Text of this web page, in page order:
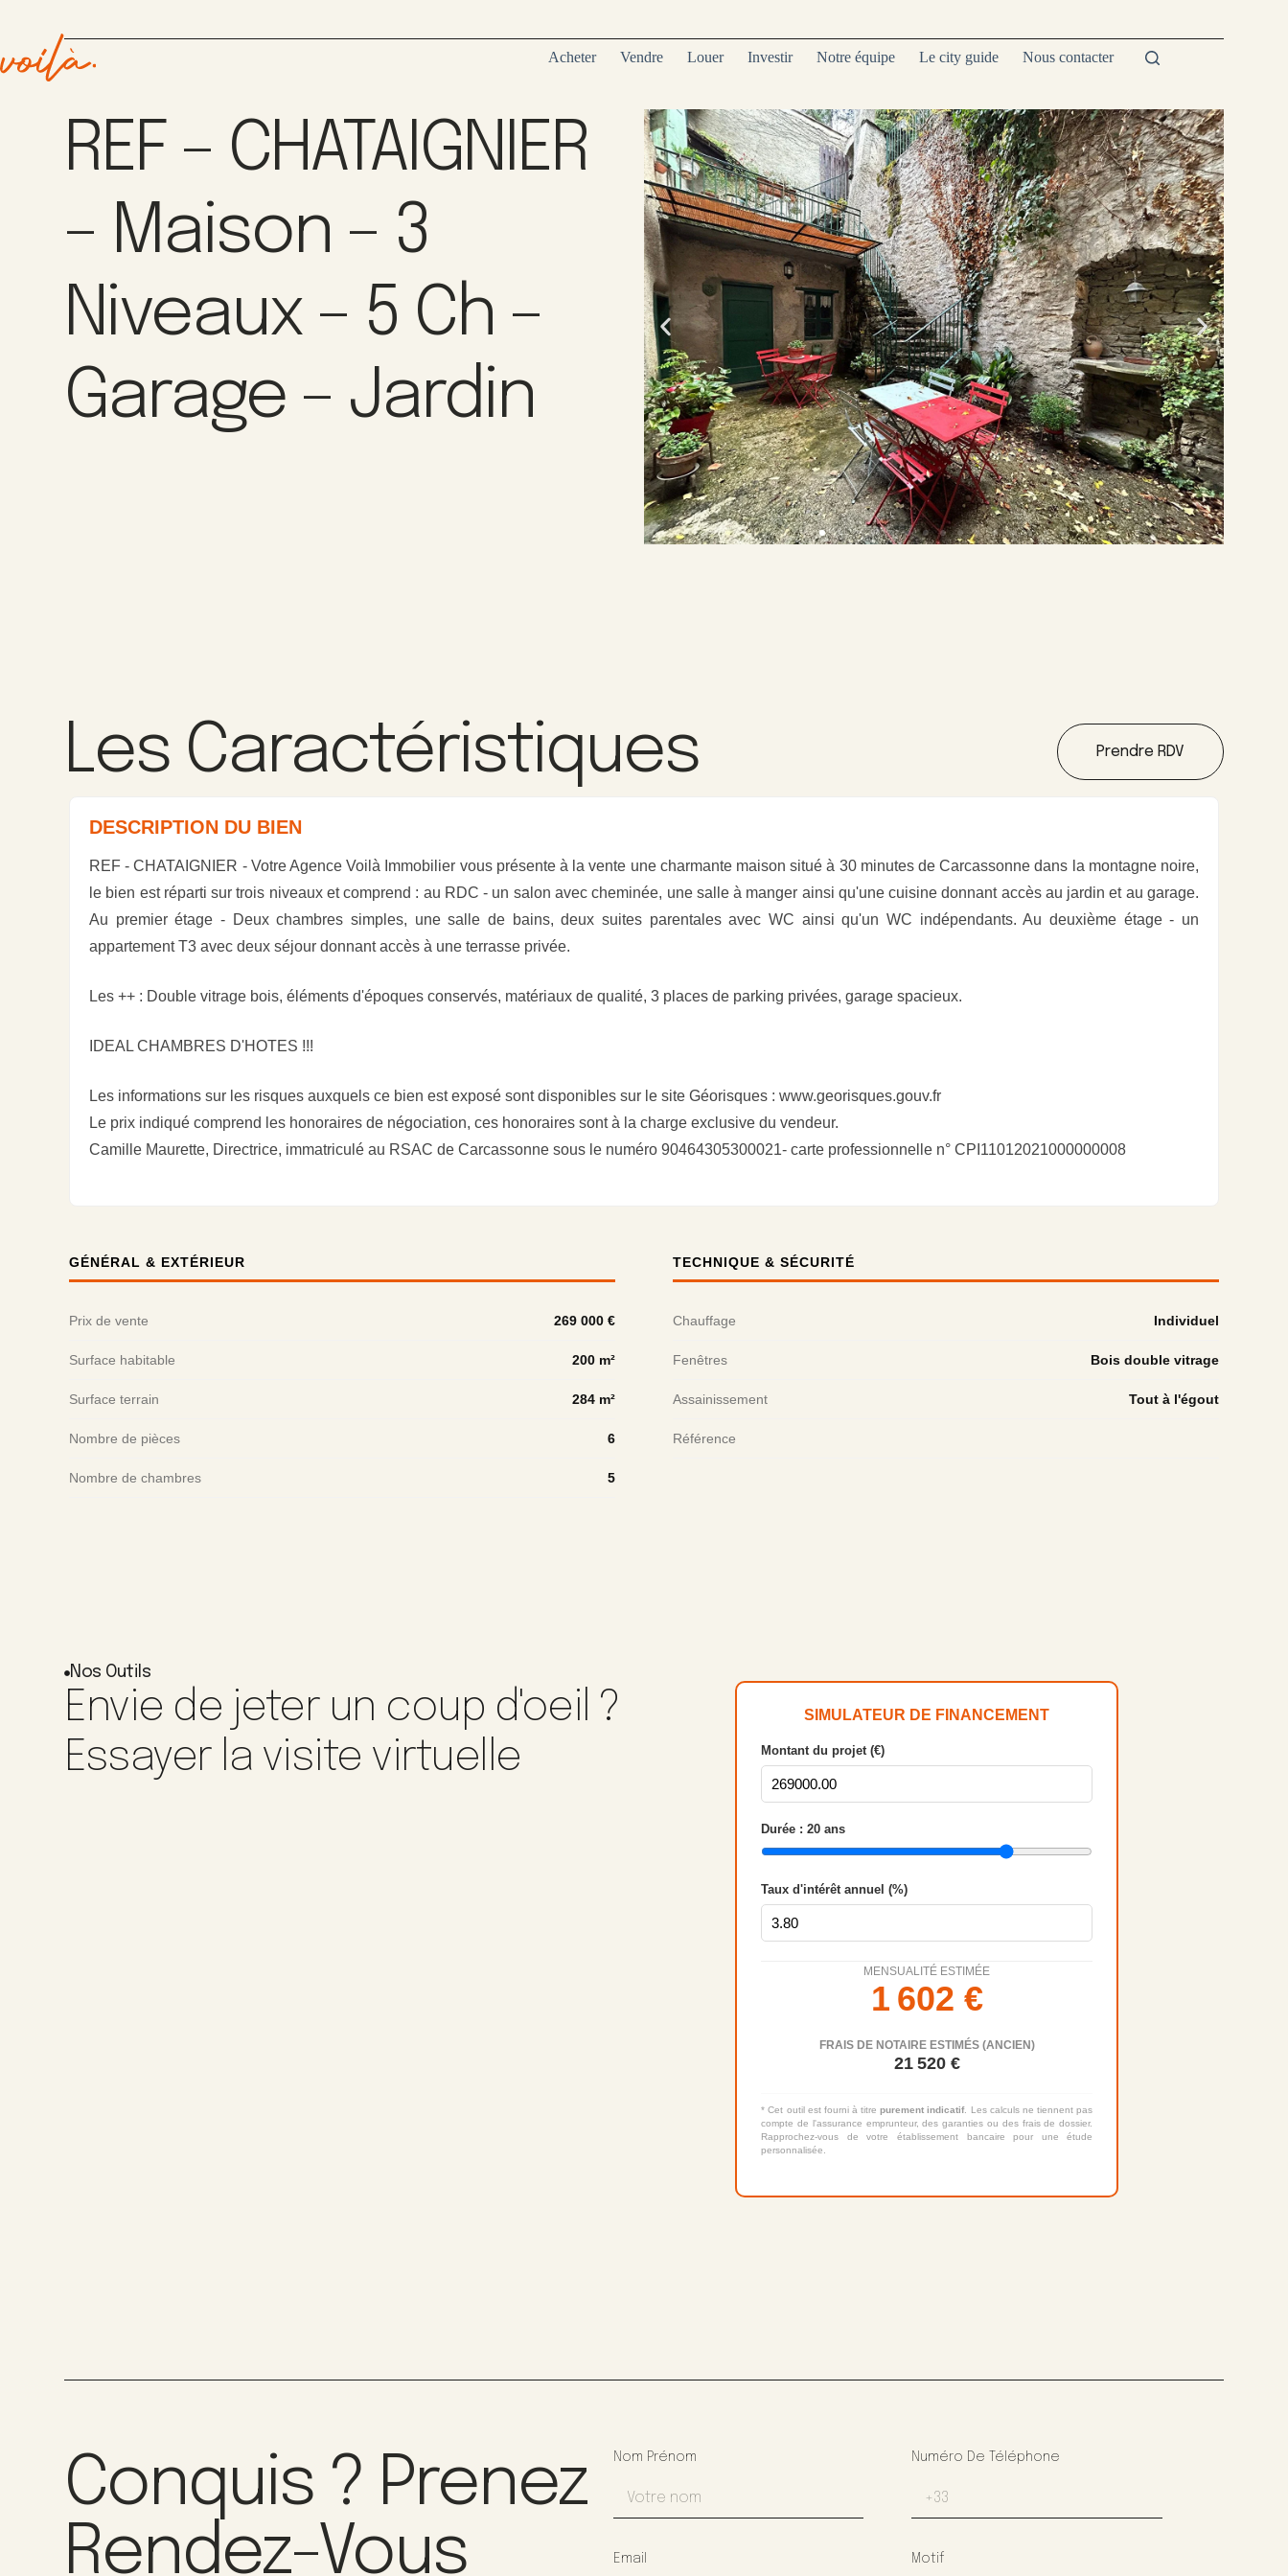
Acheter Vendre Louer Investir Notre équipe Le city guide Nous contacter
REF – CHATAIGNIER
– Maison – 3
Niveaux – 5 Ch –
Garage – Jardin
Les Caractéristiques Prendre RDV
DESCRIPTION DU BIEN
REF - CHATAIGNIER - Votre Agence Voilà Immobilier vous présente à la vente une charmante maison situé à 30 minutes de Carcassonne dans la montagne noire,
le bien est réparti sur trois niveaux et comprend : au RDC - un salon avec cheminée, une salle à manger ainsi qu'une cuisine donnant accès au jardin et au garage.
Au premier étage - Deux chambres simples, une salle de bains, deux suites parentales avec WC ainsi qu'un WC indépendants. Au deuxième étage - un
appartement T3 avec deux séjour donnant accès à une terrasse privée.
Les ++ : Double vitrage bois, éléments d'époques conservés, matériaux de qualité, 3 places de parking privées, garage spacieux.
IDEAL CHAMBRES D'HOTES !!!
Les informations sur les risques auxquels ce bien est exposé sont disponibles sur le site Géorisques : www.georisques.gouv.fr
Le prix indiqué comprend les honoraires de négociation, ces honoraires sont à la charge exclusive du vendeur.
Camille Maurette, Directrice, immatriculé au RSAC de Carcassonne sous le numéro 90464305300021- carte professionnelle n° CPI11012021000000008
GÉNÉRAL & EXTÉRIEUR
Prix de vente 269 000 €
Surface habitable 200 m²
Surface terrain 284 m²
Nombre de pièces 6
Nombre de chambres 5
TECHNIQUE & SÉCURITÉ
Chauffage Individuel
Fenêtres Bois double vitrage
Assainissement Tout à l'égout
Référence
Nos Outils
Envie de jeter un coup d'oeil ?
Essayer la visite virtuelle
SIMULATEUR DE FINANCEMENT
Montant du projet (€)
Durée :20 ans
Taux d'intérêt annuel (%)
MENSUALITÉ ESTIMÉE
1 602 €
FRAIS DE NOTAIRE ESTIMÉS (ANCIEN)
21 520€
* Cet outil est fourni à titrepurement indicatif. Les calculs ne tiennent pas
compte de l'assurance emprunteur, des garanties ou des frais de dossier.
Rapprochez-vous de votre établissement bancaire pour une étude
personnalisée.
Conquis ? Prenez
Rendez-Vous
Nom Prénom Numéro De Téléphone
Email Motif